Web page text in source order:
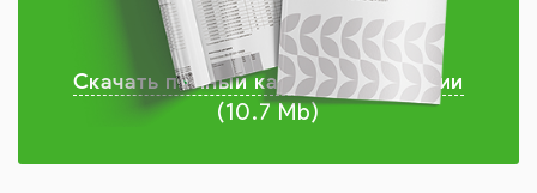
Скачать полный каталог продукции
(10.7 Mb)